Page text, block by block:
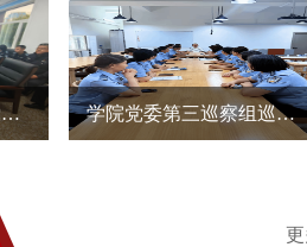
党委巡察组集中开展党课活动 学院党委第三巡察组巡察艺术系党总支见面会